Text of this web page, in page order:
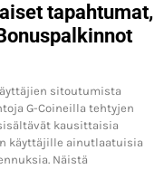
tapahtumat,
sitoutumista
G-Coineilla tehtyjen
kausittaisia
käyttäjille ainutlaatuisia
Näistä